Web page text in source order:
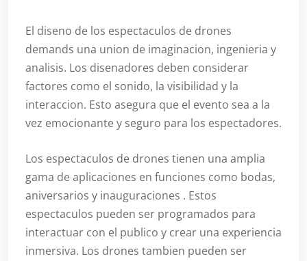
El diseno de los espectaculos de drones
demands una union de imaginacion, ingenieria y
analisis. Los disenadores deben considerar
factores como el sonido, la visibilidad y la
interaccion. Esto asegura que el evento sea a la
vez emocionante y seguro para los espectadores.
Los espectaculos de drones tienen una amplia
gama de aplicaciones en funciones como bodas,
aniversarios y inauguraciones . Estos
espectaculos pueden ser programados para
interactuar con el publico y crear una experiencia
inmersiva. Los drones tambien pueden ser